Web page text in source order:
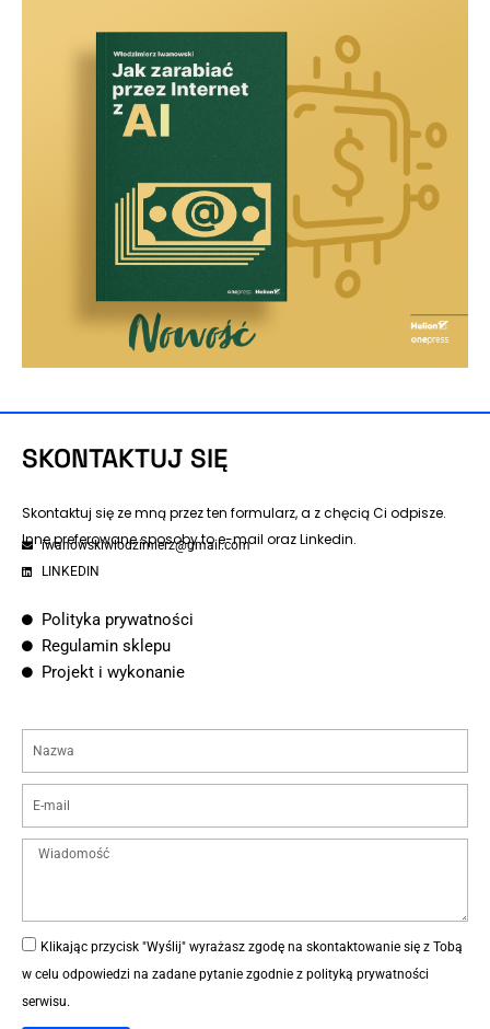
SKONTAKTUJ SIĘ
Skontaktuj się ze mną przez ten formularz, a z chęcią Ci odpisze.
Inne preferowane sposoby to e-mail oraz Linkedin.
iwanowskiwlodzimierz@gmail.com
LINKEDIN
Polityka prywatności
Regulamin sklepu
Projekt i wykonanie
Klikając przycisk "Wyślij" wyrażasz zgodę na skontaktowanie się z Tobą
w celu odpowiedzi na zadane pytanie zgodnie z polityką prywatności
serwisu.